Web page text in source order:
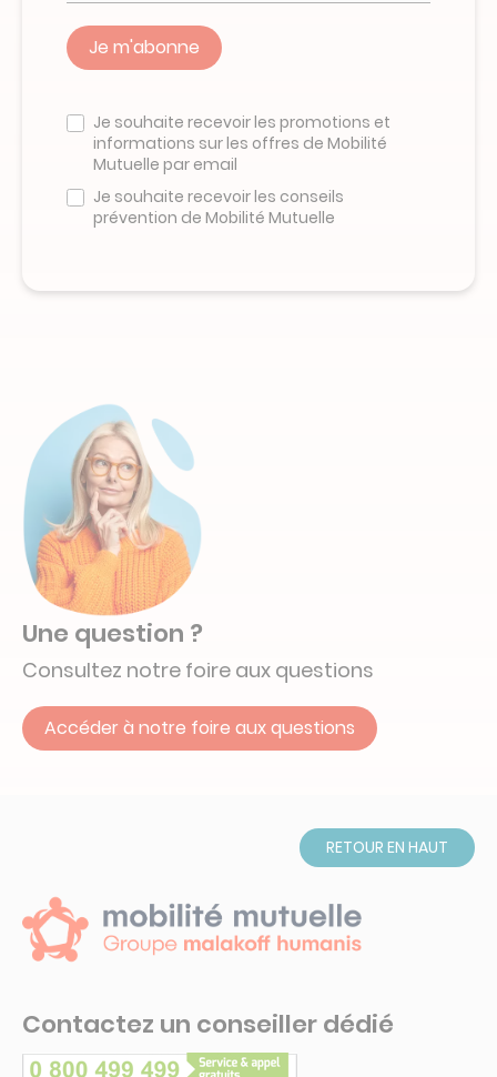
pas
remplir
champ
Je souhaite recevoir les promotions et
informations sur les offres de Mobilité
Mutuelle par email
Je souhaite recevoir les conseils
prévention de Mobilité Mutuelle
Une question ?
Consultez notre foire aux questions
Accéder à notre foire aux questions
Contactez un conseiller dédié
RETOUR EN HAUT